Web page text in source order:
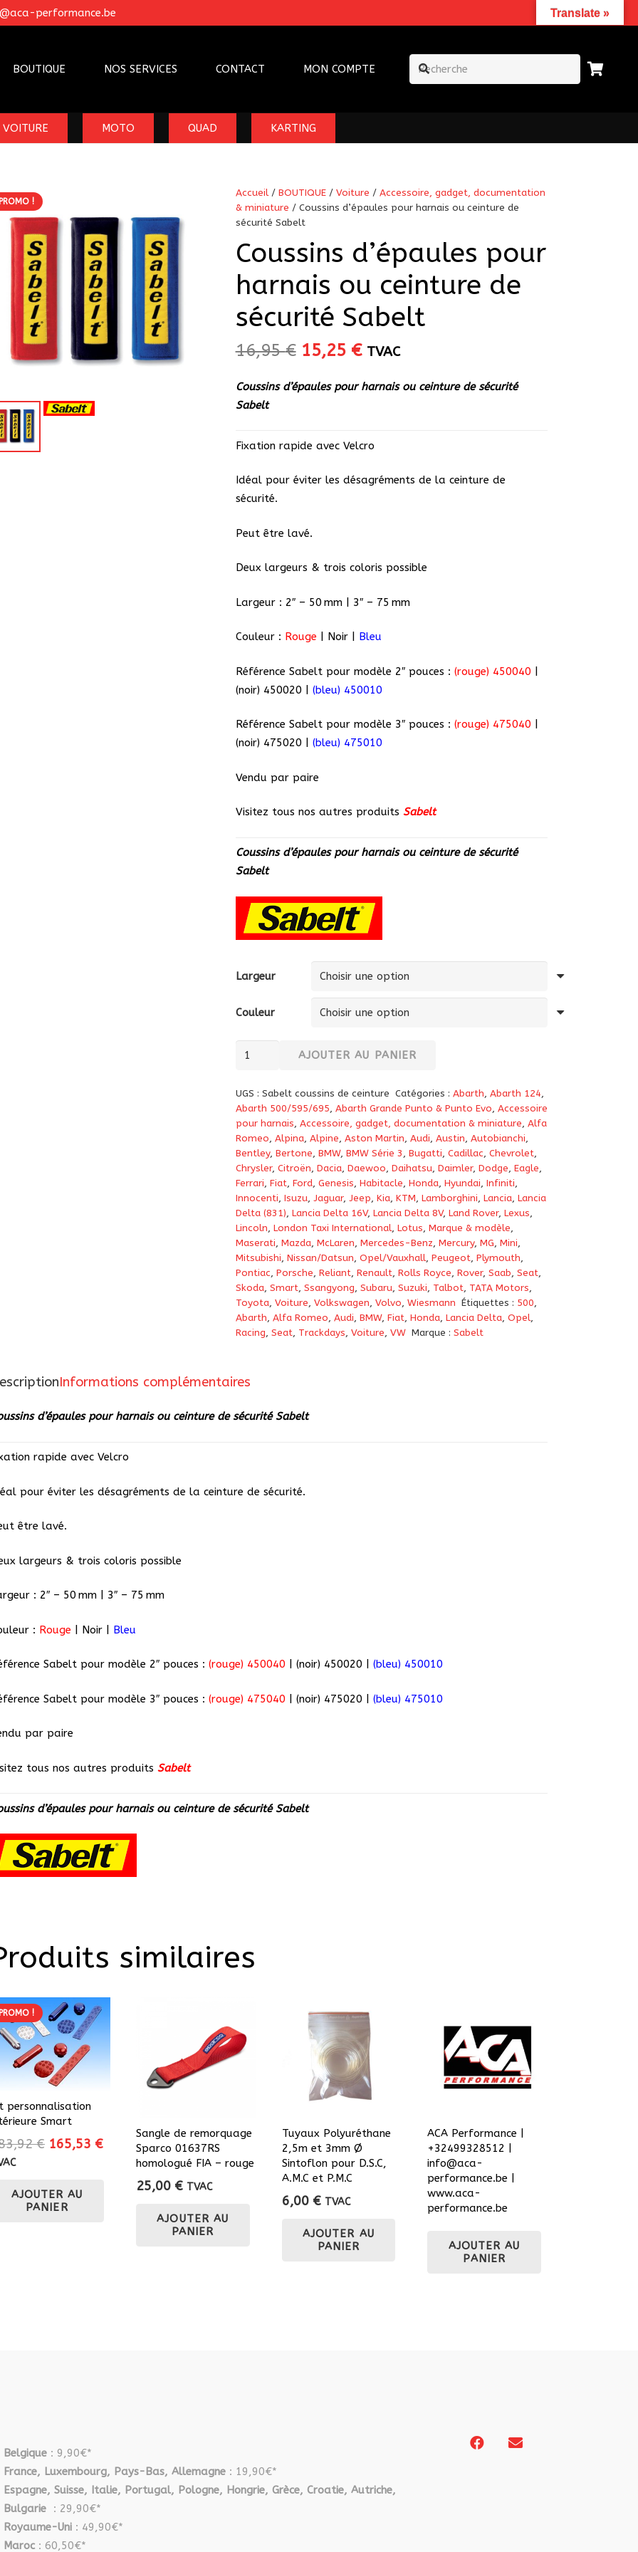
performance.be
BOUTIQUE NOS SERVICES CONTACT MON COMPTE
VOITURE MOTO QUAD KARTING
PROMO !
Accueil/ BOUTIQUE/ Voiture / Accessoire, gadget, documentation
& miniature / Coussins d’épaules pour harnais ou ceinture de
sécurité Sabelt
Coussins d’épaules pour
harnais ou ceinture de
sécurité Sabelt
16,95€ Le
initial
15,25 €Le
actuel
TVAC
Coussins d’épaules pour harnais ou ceinture de sécurité
Sabelt
Fixation rapide avec Velcro
Idéal pour éviter les désagréments de la ceinture de
sécurité.
Peut être lavé.
Deux largeurs & trois coloris possible
Largeur : 2″ – 50 mm | 3″ – 75 mm
Couleur : Rouge | Noir | Bleu
Référence Sabelt pour modèle 2″ pouces : (rouge) 450040
(noir) 450020 | (bleu) 450010
Référence Sabelt pour modèle 3″ pouces : (rouge) 475040
(noir) 475020 | (bleu) 475010
Vendu par paire
Visitez tous nos autres produits Sabelt
Coussins d’épaules pour harnais ou ceinture de sécurité
Sabelt
Largeur
Couleur
quantité
d'épaules
pour
harnais
ou
ceinture
de
sécurité
Sabelt
AJOUTER AU PANIER
UGS : Sabelt coussins de ceinture Catégories :Abarth,Abarth 124,
Abarth 500/595/695, Abarth Grande Punto & Punto Evo, Accessoire
pour harnais, Accessoire, gadget, documentation & miniature, Alfa
Romeo, Alpina, Alpine, Aston Martin, Audi, Austin, Autobianchi,
Bentley, Bertone, BMW, BMW Série 3, Bugatti, Cadillac, Chevrolet,
Chrysler, Citroën, Dacia, Daewoo, Daihatsu, Daimler, Dodge, Eagle,
Ferrari, Fiat, Ford, Genesis, Habitacle, Honda, Hyundai, Infiniti,
Innocenti, Isuzu, Jaguar, Jeep, Kia, KTM, Lamborghini, Lancia, Lancia
Delta (831), Lancia Delta 16V, Lancia Delta 8V, Land Rover, Lexus,
Lincoln, London Taxi International, Lotus, Marque & modèle,
Maserati, Mazda, McLaren, Mercedes-Benz, Mercury, MG, Mini,
Mitsubishi, Nissan/Datsun, Opel/Vauxhall, Peugeot, Plymouth,
Pontiac, Porsche, Reliant, Renault, Rolls Royce, Rover, Saab, Seat,
Skoda, Smart, Ssangyong, Subaru, Suzuki, Talbot, TATA Motors,
Toyota, Voiture, Volkswagen, Volvo, Wiesmann Étiquettes : 500,
Abarth, Alfa Romeo, Audi, BMW, Fiat, Honda, Lancia Delta, Opel,
Racing, Seat, Trackdays, Voiture, VW Marque :Sabelt
Informations complémentaires
d’épaules pour harnais ou ceinture de sécurité Sabelt
rapide avec Velcro
pour éviter les désagréments de la ceinture de sécurité.
être lavé.
largeurs & trois coloris possible
: 2″ – 50 mm | 3″ – 75 mm
: Rouge | Noir | Bleu
Sabelt pour modèle 2″ pouces : (rouge) 450040 | (noir) 450020 | (bleu) 450010
Sabelt pour modèle 3″ pouces : (rouge) 475040 (noir) 475020 | (bleu) 475010
par paire
tous nos autres produitsSabelt
d’épaules pour harnais ou ceinture de sécurité Sabelt
similaires
PROMO !
personnalisation
Smart
€ Le
était :
183,92 €.
165,53 €Le
actuel
165,53 €.
AJOUTER AU
PANIER
Sangle de remorquage
Sparco 01637RS
homologué FIA – rouge
25,00 € TVAC
AJOUTER AU
PANIER
Tuyaux Polyuréthane
2,5m et 3mm Ø
Sintoflon pour D.S.C,
A.M.C et P.M.C
6,00 € TVAC
AJOUTER AU
PANIER
ACA Performance |
+32499328512 |
info@aca-
performance.be |
www.aca-
performance.be
AJOUTER AU
PANIER
Belgique : 9,90€*
France, Luxembourg, Pays-Bas, Allemagne : 19,90€*
Espagne, Suisse, Italie, Portugal, Pologne, Hongrie, Grèce, Croatie, Autriche,
Bulgarie
: 29,90€*
Royaume-Uni : 49,90€*
Maroc : 60,50€*
Translate »